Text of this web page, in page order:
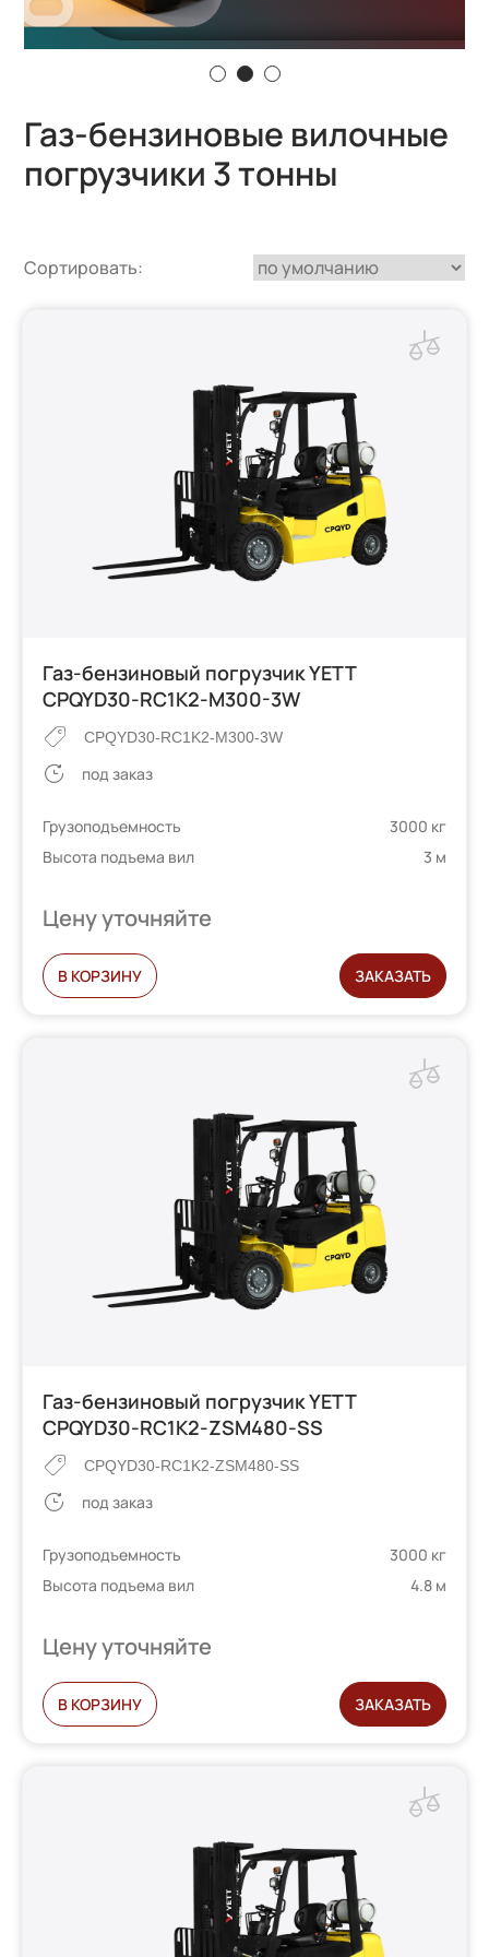
Газ-бензиновые вилочные
погрузчики 3 тонны
Сортировать:
Газ-бензиновый погрузчик YETT
CPQYD30-RC1K2-M300-3W
CPQYD30-RC1K2-M300-3W
под заказ
Грузоподъемность
3000 кг
Высота подъема вил
3 м
Цену уточняйте
В КОРЗИНУ ЗАКАЗАТЬ
Газ-бензиновый погрузчик YETT
CPQYD30-RC1K2-ZSM480-SS
CPQYD30-RC1K2-ZSM480-SS
под заказ
Грузоподъемность
3000 кг
Высота подъема вил
4.8 м
Цену уточняйте
В КОРЗИНУ ЗАКАЗАТЬ